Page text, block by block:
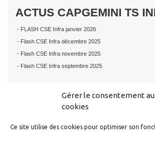
Gérer le consentement
cookies
Ce site utilise des cookies pour optimiser son
ACTUS CAPGEMINI TS
- FLASH CSE Infra janvier 2026
- Flash CSE Infra décembre 2025
- Flash CSE Infra novembre 2025
- Flash CSE Infra septembre 2025
RESTER EN CONTACT